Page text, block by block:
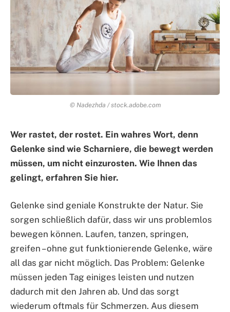
© Nadezhda / stock.adobe.com
Wer rastet, der rostet. Ein wahres Wort, denn
Gelenke sind wie Scharniere, die bewegt werden
müssen, um nicht einzurosten. Wie Ihnen das
gelingt, erfahren Sie hier.
Gelenke sind geniale Konstrukte der Natur. Sie
sorgen schließlich dafür, dass wir uns problemlos
bewegen können. Laufen, tanzen, springen,
greifen – ohne gut funktionierende Gelenke, wäre
all das gar nicht möglich. Das Problem: Gelenke
müssen jeden Tag einiges leisten und nutzen
dadurch mit den Jahren ab. Und das sorgt
wiederum oftmals für Schmerzen. Aus diesem